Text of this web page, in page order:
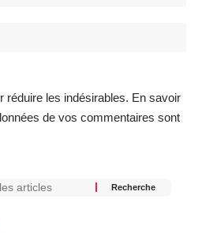
réduire les indésirables. En savoir
de vos commentaires sont